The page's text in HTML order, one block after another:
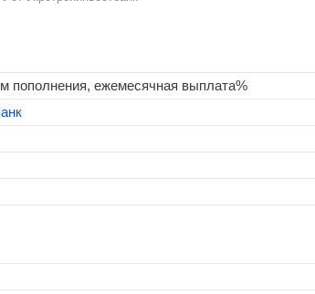
пополнения, ежемесячная выплата%